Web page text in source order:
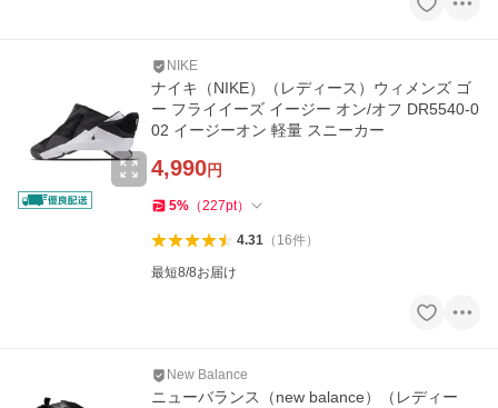
NIKE
ナイキ（NIKE）（レディース）ウィメンズ ゴ
ー フライイーズ イージー オン/オフ DR5540-0
02 イージーオン 軽量 スニーカー
4,990円
5% （227pt）
4.31（ 16件）
最短8/8お届け
New Balance
ニューバランス（new balance）（レディー